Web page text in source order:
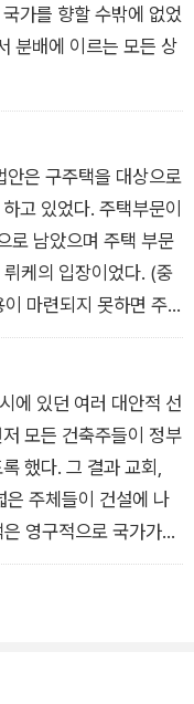
가를 향할 수밖에 없었
분배에 이르는 모든 상
안은 구주택을 대상으로
고 있었다. 주택부문이
로 남았으며 주택 부문
케의 입장이었다. (중
마련되지 못하면 주
가능한 빨리 구주택 개
을 가능케 해야 한다고
에 있던 여러 대안적 선
모든 건축주들이 정부
했다. 그 결과 교회,
은 주체들이 건설에 나
영구적으로 국가가
적으로 민간주택으로의
다.